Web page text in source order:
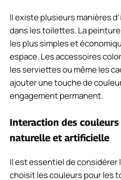
Il existe plusieurs manières
dans les toilettes. La
les plus simples et
espace. Les accessoires
les serviettes ou même les
ajouter une touche de
engagement permanent.
Interaction des
naturelle et artificielle
Il est essentiel de considérer
choisit les couleurs pour les